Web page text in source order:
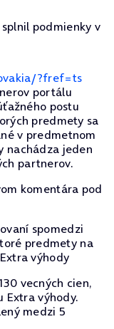
podmienky v
?fref=ts
portálu
postu
predmety sa
v predmetnom
nachádza jeden
partnerov.
komentára pod
spomedzi
predmety na
výhody
vecných cien,
výhody.
medzi 5